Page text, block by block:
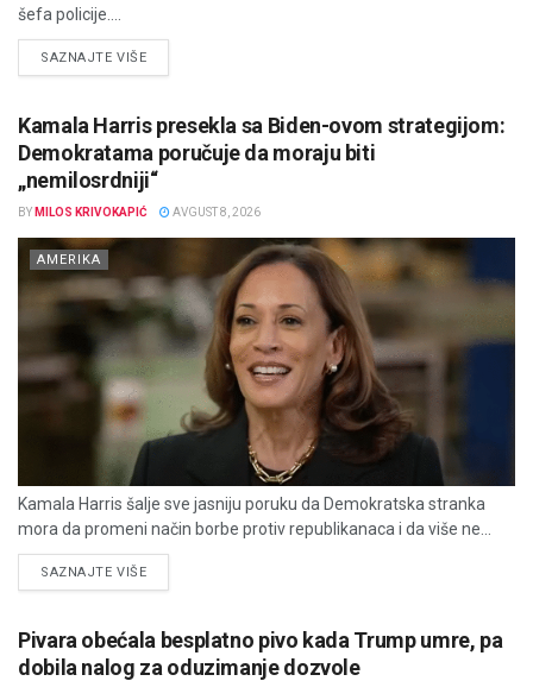
šefa policije....
SAZNAJTE VIŠEDETAILS
Kamala Harris presekla sa Biden-ovom strategijom:
Demokratama poručuje da moraju biti
„nemilosrdniji“
BY MILOS KRIVOKAPIĆ AVGUST 8, 2026
AMERIKA
Kamala Harris šalje sve jasniju poruku da Demokratska stranka
mora da promeni način borbe protiv republikanaca i da više ne...
SAZNAJTE VIŠEDETAILS
Pivara obećala besplatno pivo kada Trump umre, pa
dobila nalog za oduzimanje dozvole